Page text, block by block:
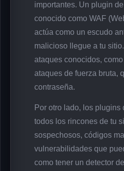
importantes. Un plugin
conocido como WAF
actúa como un escudo
malicioso llegue a tu
ataques conocidos,
ataques de fuerza bruta,
contraseña.
Por otro lado, los
todos los rincones de tu
sospechosos, códigos
vulnerabilidades que
como tener un detector